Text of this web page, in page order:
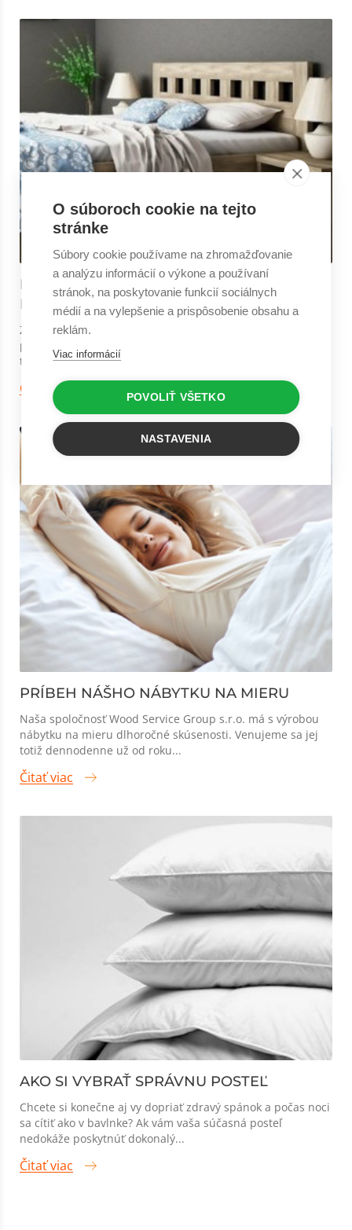
NETRADIČNÉ PAPLÓNY A PREHOZY S
NAŠITÝMI OBLIEČKAMI
Žiadna posteľ sa nezaobíde bez kvalitného paplónu či
prehozu. Aj tieto doplnky sa počas spánku podieľajú na
tvorbe toho najväčšieho pohod...
Čitať viac
PRÍBEH NÁŠHO NÁBYTKU NA MIERU
Naša spoločnosť Wood Service Group s.r.o. má s výrobou
nábytku na mieru dlhoročné skúsenosti. Venujeme sa jej
totiž dennodenne už od roku...
Čitať viac
AKO SI VYBRAŤ SPRÁVNU POSTEĽ
Chcete si konečne aj vy dopriať zdravý spánok a počas noci
sa cítiť ako v bavlnke? Ak vám vaša súčasná posteľ
nedokáže poskytnúť dokonalý...
Čitať viac
O súboroch cookie na tejto
stránke
Súbory cookie používame na zhromažďovanie
a analýzu informácií o výkone a používaní
stránok, na poskytovanie funkcií sociálnych
médií a na vylepšenie a prispôsobenie obsahu a
reklám.
Viac informácií
POVOLIŤ VŠETKO
NASTAVENIA